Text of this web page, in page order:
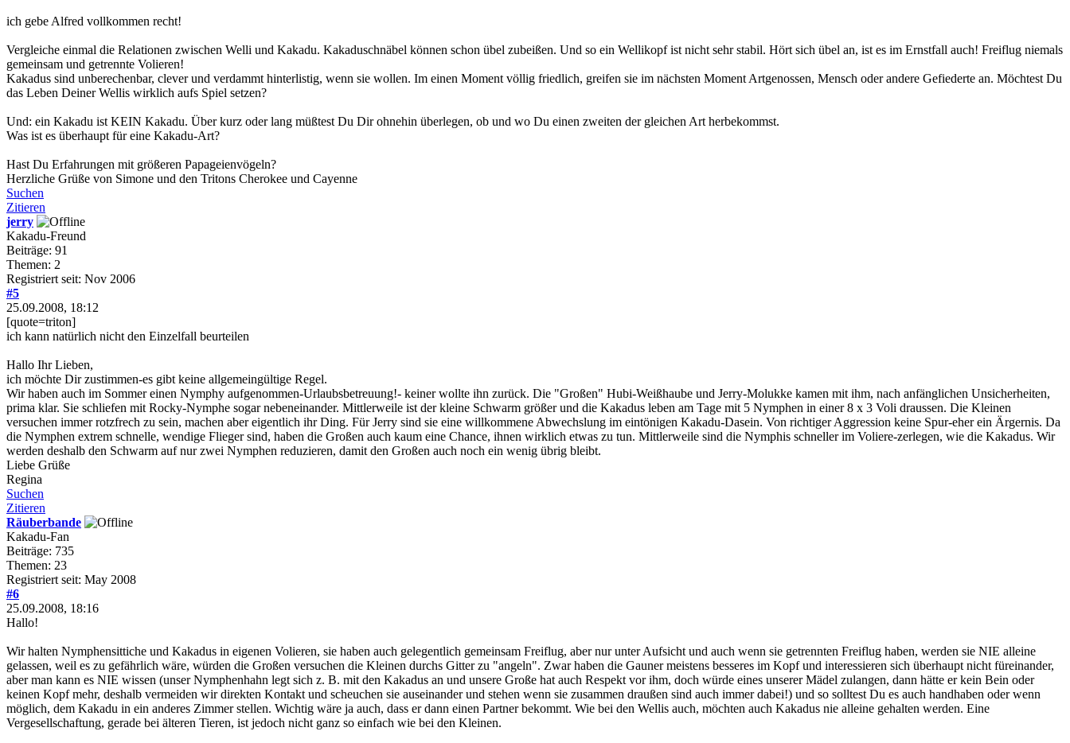
ich gebe Alfred vollkommen recht!
Vergleiche einmal die Relationen zwischen Welli und Kakadu. Kakaduschnäbel können schon übel zubeißen. Und so ein Wellikopf ist nicht sehr stabil. Hört sich übel an, ist es im Ernstfall auch! Freiflug niemals
gemeinsam und getrennte Volieren!
Kakadus sind unberechenbar, clever und verdammt hinterlistig, wenn sie wollen. Im einen Moment völlig friedlich, greifen sie im nächsten Moment Artgenossen, Mensch oder andere Gefiederte an. Möchtest Du
das Leben Deiner Wellis wirklich aufs Spiel setzen?
Und: ein Kakadu ist KEIN Kakadu. Über kurz oder lang müßtest Du Dir ohnehin überlegen, ob und wo Du einen zweiten der gleichen Art herbekommst.
Was ist es überhaupt für eine Kakadu-Art?
Hast Du Erfahrungen mit größeren Papageienvögeln?
Herzliche Grüße von Simone und den Tritons Cherokee und Cayenne
Suchen
Zitieren
jerry
Kakadu-Freund
Beiträge: 91
Themen: 2
Registriert seit: Nov 2006
#5
25.09.2008, 18:12
[quote=triton]
ich kann natürlich nicht den Einzelfall beurteilen
Hallo Ihr Lieben,
ich möchte Dir zustimmen-es gibt keine allgemeingültige Regel.
Wir haben auch im Sommer einen Nymphy aufgenommen-Urlaubsbetreuung!- keiner wollte ihn zurück. Die "Großen" Hubi-Weißhaube und Jerry-Molukke kamen mit ihm, nach anfänglichen Unsicherheiten,
prima klar. Sie schliefen mit Rocky-Nymphe sogar nebeneinander. Mittlerweile ist der kleine Schwarm größer und die Kakadus leben am Tage mit 5 Nymphen in einer 8 x 3 Voli draussen. Die Kleinen
versuchen immer rotzfrech zu sein, machen aber eigentlich ihr Ding. Für Jerry sind sie eine willkommene Abwechslung im eintönigen Kakadu-Dasein. Von richtiger Aggression keine Spur-eher ein Ärgernis. Da
die Nymphen extrem schnelle, wendige Flieger sind, haben die Großen auch kaum eine Chance, ihnen wirklich etwas zu tun. Mittlerweile sind die Nymphis schneller im Voliere-zerlegen, wie die Kakadus. Wir
werden deshalb den Schwarm auf nur zwei Nymphen reduzieren, damit den Großen auch noch ein wenig übrig bleibt.
Liebe Grüße
Regina
Suchen
Zitieren
Räuberbande
Kakadu-Fan
Beiträge: 735
Themen: 23
Registriert seit: May 2008
#6
25.09.2008, 18:16
Hallo!
Wir halten Nymphensittiche und Kakadus in eigenen Volieren, sie haben auch gelegentlich gemeinsam Freiflug, aber nur unter Aufsicht und auch wenn sie getrennten Freiflug haben, werden sie NIE alleine
gelassen, weil es zu gefährlich wäre, würden die Großen versuchen die Kleinen durchs Gitter zu "angeln". Zwar haben die Gauner meistens besseres im Kopf und interessieren sich überhaupt nicht füreinander,
aber man kann es NIE wissen (unser Nymphenhahn legt sich z. B. mit den Kakadus an und unsere Große hat auch Respekt vor ihm, doch würde eines unserer Mädel zulangen, dann hätte er kein Bein oder
keinen Kopf mehr, deshalb vermeiden wir direkten Kontakt und scheuchen sie auseinander und stehen wenn sie zusammen draußen sind auch immer dabei!) und so solltest Du es auch handhaben oder wenn
möglich, dem Kakadu in ein anderes Zimmer stellen. Wichtig wäre ja auch, dass er dann einen Partner bekommt. Wie bei den Wellis auch, möchten auch Kakadus nie alleine gehalten werden. Eine
Vergesellschaftung, gerade bei älteren Tieren, ist jedoch nicht ganz so einfach wie bei den Kleinen.